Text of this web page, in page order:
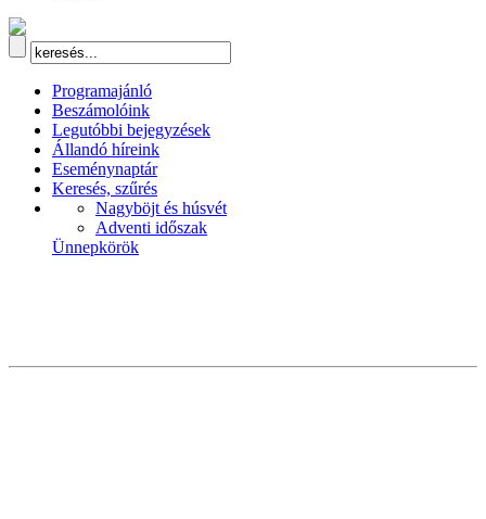
Programajánló
Beszámolóink
Legutóbbi bejegyzések
Állandó híreink
Eseménynaptár
Keresés, szűrés
Nagyböjt és húsvét
Adventi időszak
Ünnepkörök